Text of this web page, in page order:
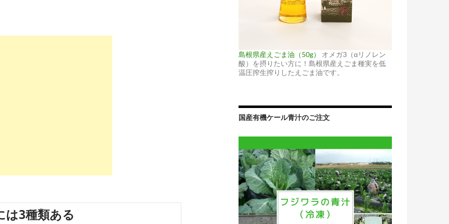
は3種類ある
島根県産えごま油（50g）
オメガ3（αリノレン
酸）を摂りたい方に！島根県産えごま種実を低
温圧搾生搾りしたえごま油です。
国産有機ケール青汁のご注文